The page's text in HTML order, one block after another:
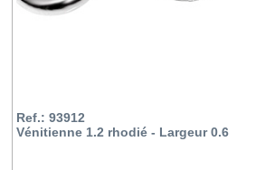
Ref.: 93912
Vénitienne 1.2 rhodié - Largeur 0.6